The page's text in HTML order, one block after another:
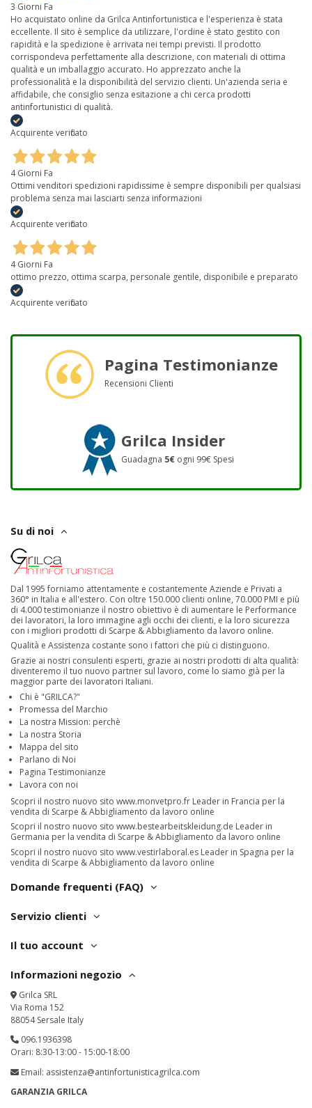
3 Giorni Fa
Ho acquistato online da Grilca Antinfortunistica e l'esperienza è stata
eccellente. Il sito è semplice da utilizzare, l'ordine è stato gestito con
rapidità e la spedizione è arrivata nei tempi previsti. Il prodotto
corrispondeva perfettamente alla descrizione, con materiali di ottima
qualità e un imballaggio accurato. Ho apprezzato anche la
professionalità e la disponibilità del servizio clienti. Un'azienda seria e
affidabile, che consiglio senza esitazione a chi cerca prodotti
antinfortunistici di qualità.
Acquirente verificato
4 Giorni Fa
Ottimi venditori spedizioni rapidissime è sempre disponibili per qualsiasi
problema senza mai lasciarti senza informazioni
Acquirente verificato
4 Giorni Fa
ottimo prezzo, ottima scarpa, personale gentile, disponibile e preparato
Acquirente verificato
Pagina Testimonianze
Recensioni Clienti
Grilca Insider
Guadagna 5€ ogni 99€ Spesi
Su di noi
Dal 1995 forniamo attentamente e costantemente Aziende e Privati a
360° in Italia e all'estero. Con oltre 150.000 clienti online, 70.000 PMI e più
di 4.000 testimonianze il nostro obiettivo è di aumentare le Performance
dei lavoratori, la loro immagine agli occhi dei clienti, e la loro sicurezza
con i migliori prodotti di Scarpe & Abbigliamento da lavoro online.
Qualità e Assistenza costante sono i fattori che più ci distinguono.
Grazie ai nostri consulenti esperti, grazie ai nostri prodotti di alta qualità:
diventeremo il tuo nuovo partner sul lavoro, come lo siamo già per la
maggior parte dei lavoratori Italiani.
Chi è "GRILCA?"
Promessa del Marchio
La nostra Mission: perchè
La nostra Storia
Mappa del sito
Parlano di Noi
Pagina Testimonianze
Lavora con noi
Scopri il nostro nuovo sito www.monvetpro.fr Leader in Francia per la
vendita di Scarpe & Abbigliamento da lavoro online
Scopri il nostro nuovo sito www.bestearbeitskleidung.de Leader in
Germania per la vendita di Scarpe & Abbigliamento da lavoro online
Scopri il nostro nuovo sito www.vestirlaboral.es Leader in Spagna per la
vendita di Scarpe & Abbigliamento da lavoro online
Domande frequenti (FAQ)
Servizio clienti
Il tuo account
Informazioni negozio
Grilca SRL
Via Roma 152
88054 Sersale Italy
096.1936398
Orari: 8:30-13:00 - 15:00-18:00
Email: assistenza@antinfortunisticagrilca.com
GARANZIA GRILCA